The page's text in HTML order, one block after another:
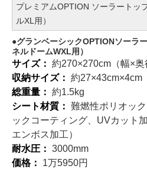
プレミアムOPTION ソーラートッ
ルXL用）
グランベーシックOPTIONソーラ
ネルドームWXL用）
サイズ： 約270×270cm（幅×奥
収納サイズ： 約27×43cm×4cm
総重量： 約1.5kg
シート材質： 難燃性ポリオッ
ックコーティング、UVカット
エンボス加工）
耐水圧： 3000mm
価格： 1万5950円